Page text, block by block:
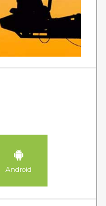
Android